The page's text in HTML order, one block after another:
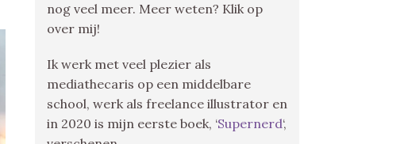
nog veel meer. Meer weten? Klik op
over mij!
Ik werk met veel plezier als
mediathecaris op een middelbare
school, werk als freelance illustrator en
in 2020 is mijn eerste boek, ‘Supernerd‘,